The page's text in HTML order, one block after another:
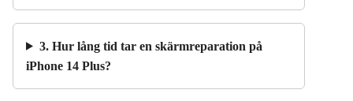
3. Hur lång tid tar en skärmreparation på
iPhone 14 Plus?